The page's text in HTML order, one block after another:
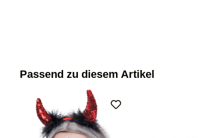
Passend zu diesem Artikel